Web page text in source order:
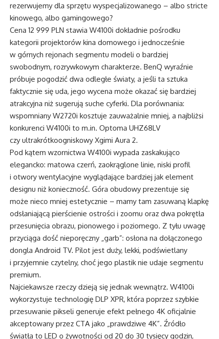
rezerwujemy dla sprzętu wyspecjalizowanego – albo stricte
kinowego, albo gamingowego?
Cena 12 999 PLN stawia W4100i dokładnie pośrodku
kategorii projektorów kina domowego i jednocześnie
w górnych rejonach segmentu modeli o bardziej
swobodnym, rozrywkowym charakterze. BenQ wyraźnie
próbuje pogodzić dwa odległe światy, a jeśli ta sztuka
faktycznie się uda, jego wycena może okazać się bardziej
atrakcyjna niż sugerują suche cyferki. Dla porównania:
wspomniany W2720i kosztuje zauważalnie mniej, a najbliżsi
konkurenci W4100i to m.in. Optoma UHZ68LV
czy ultrakrótkoogniskowy Xgimi Aura 2.
Pod kątem wzornictwa W4100i wypada zaskakująco
elegancko: matowa czerń, zaokrąglone linie, niski profil
i otwory wentylacyjne wyglądające bardziej jak element
designu niż konieczność. Góra obudowy prezentuje się
może nieco mniej estetycznie – mamy tam zasuwaną klapkę
odsłaniającą pierścienie ostrości i zoomu oraz dwa pokrętła
przesunięcia obrazu, pionowego i poziomego. Z tyłu uwagę
przyciąga dość nieporęczny „garb”: osłona na dołączonego
dongla Android TV. Pilot jest duży, lekki, podświetlany
i przyjemnie czytelny, choć jego plastik nie udaje segmentu
premium.
Najciekawsze rzeczy dzieją się jednak wewnątrz. W4100i
wykorzystuje technologię DLP XPR, która poprzez szybkie
przesuwanie pikseli generuje efekt pełnego 4K oficjalnie
akceptowany przez CTA jako „prawdziwe 4K”. Źródło
światła to LED o żywotności od 20 do 30 tysięcy godzin,